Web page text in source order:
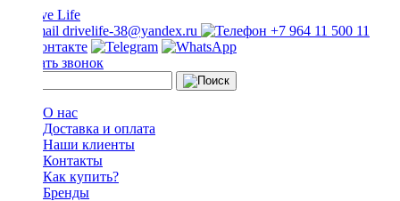
drivelife-38@yandex.ru +7 964 11 500 11
Заказать звонок
О нас
Доставка и оплата
Наши клиенты
Контакты
Как купить?
Бренды